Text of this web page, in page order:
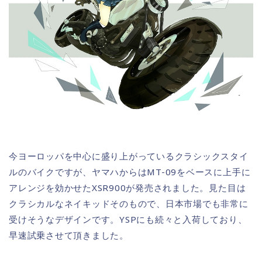
今ヨーロッパを中心に盛り上がっているクラシックスタイ
ルのバイクですが、ヤマハからはMT-09をベースに上手に
アレンジを効かせたXSR900が発売されました。見た目は
クラシカルなネイキッドそのもので、日本市場でも非常に
受けそうなデザインです。YSPにも続々と入荷しており、
早速試乗させて頂きました。